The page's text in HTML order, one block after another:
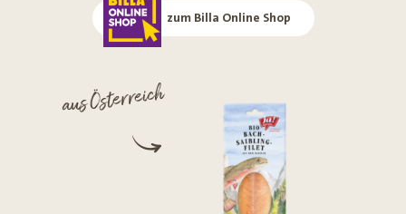
zum Billa Online Shop
aus Österreich